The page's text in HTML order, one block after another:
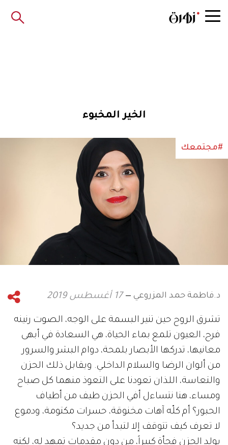
الخير المخبوء
#مجتمعك
د.فاطمة حمد المزروعي 17 أغسطس 2019
تشرق الروح حين تنير البسمة على الوجه، الصوت رنينه
فرح، العيون تلمع بماء الحياة، هي السعادة في أبهى
معانيها، تدركها الأبصار بلمحة، دوام البشر والسرور
من ألوان الرضا والسلام الداخلي. ويقابل ذلك الحزن
والتعاسة، اللذان تعودنا على التعوذ منهما كل صباح
ومساء، هنا نتساءل أفي الحزن طيف من أطياف
الحبور؟ أم كلّه آهات مخنوقة، حسرات مكتومة، ودموع
لا تعرف كيف تتوقف إلا لتبدأ من جديد؟
يولد الحزن فجأة كبيراً، من دون مقدمات تمهد له، لكنه